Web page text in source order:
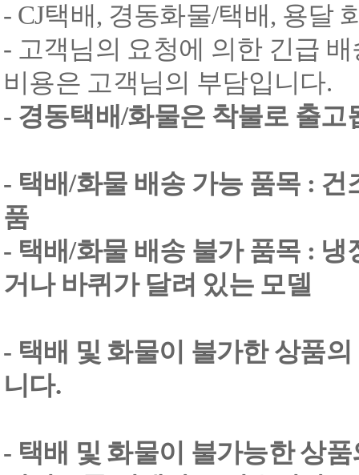
- CJ택배, 경동화물/택배, 용달
- 고객님의 요청에 의한 긴급
비용은 고객님의 부담입니다.
- 경동택배/화물은 착불로 출고
- 택배/화물 배송 가능 품목 :
품
- 택배/화물 배송 불가 품목 :
거나 바퀴가 달려 있는 모델
- 택배 및 화물이 불가한 상품
니다.
- 택배 및 화물이 불가능한 상